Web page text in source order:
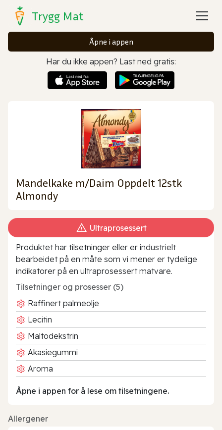
Trygg Mat
Åpne i appen
Har du ikke appen? Last ned gratis:
Mandelkake m/Daim Oppdelt 12stk
Almondy
Ultraprosessert
Produktet har tilsetninger eller er industrielt
bearbeidet på en måte som vi mener er tydelige
indikatorer på en ultraprosessert matvare.
Tilsetninger og prosesser (5)
Raffinert palmeolje
Lecitin
Maltodekstrin
Akasiegummi
Aroma
Åpne i appen for å lese om tilsetningene.
Allergener